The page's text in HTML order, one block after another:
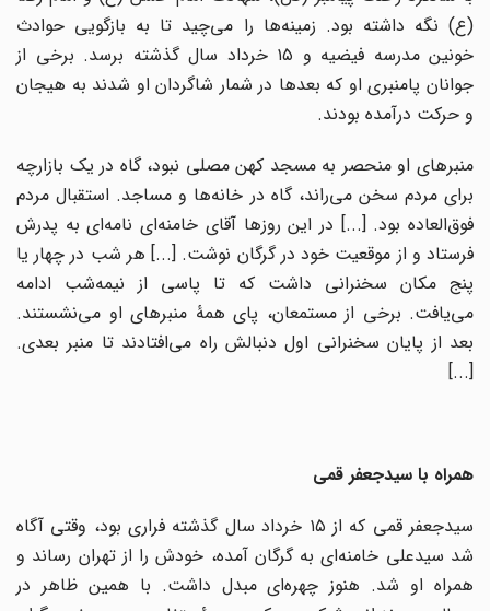
(ع) نگه داشته بود. زمینه‌ها را می‌چید تا به بازگویی حوادث
خونین مدرسه فیضیه و ۱۵ خرداد سال گذشته برسد. برخی از
جوانان پامنبری او که بعدها در شمار شاگردان او شدند به هیجان
و حرکت درآمده بودند.
منبرهای او منحصر به مسجد کهن مصلی نبود، گاه در یک بازارچه
برای مردم سخن می‌راند، گاه در خانه‌ها و مساجد. استقبال مردم
فوق‌العاده بود. [...] در این روزها آقای خامنه‌ای نامه‌ای به پدرش
فرستاد و از موقعیت خود در گرگان نوشت. [...] هر شب در چهار یا
پنج مکان سخنرانی داشت که تا پاسی از نیمه‌شب ادامه
می‌یافت. برخی از مستمعان، پای همۀ منبرهای او می‌نشستند.
بعد از پایان سخنرانی اول دنبالش راه می‌افتادند تا منبر بعدی.
[...]
همراه با سیدجعفر قمی
سیدجعفر قمی که از ۱۵ خرداد سال گذشته فراری بود، وقتی آگاه
شد سیدعلی خامنه‌ای به گرگان آمده، خودش را از تهران رساند و
همراه او شد. هنوز چهره‌ای مبدل داشت. با همین ظاهر در